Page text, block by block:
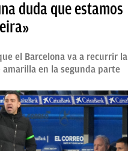
duda que estamos
el Barcelona va a recurrir la
en la segunda parte